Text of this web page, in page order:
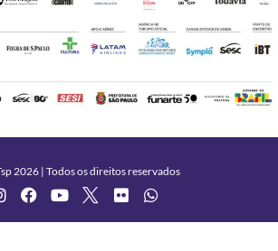
2026 | Todos os direitos reservados